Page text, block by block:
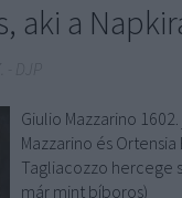
aki a
Giulio Mazzarino
Mazzarino és
Tagliacozzo hercege
már mint bíboros)